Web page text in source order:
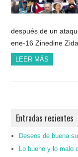
después de un
ene-16 Zinedine
LEER MÁS
Entradas recientes
Deseos de buena
Lo bueno y lo malo